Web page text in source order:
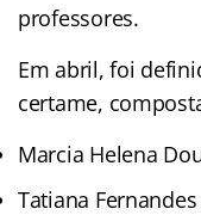
professores.
Em abril, foi
certame,
Marcia Helena
Tatiana